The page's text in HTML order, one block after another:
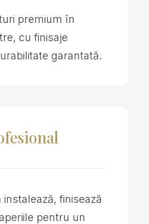
premium în
cu finisaje
garantată.
finisează
pentru un